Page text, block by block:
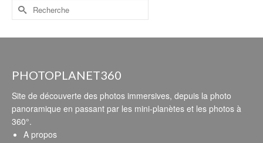
PHOTOPLANET360
Site de découverte des photos immersives, depuis la photo
panoramique en passant par les mini-planètes et les photos à
360°.
A propos